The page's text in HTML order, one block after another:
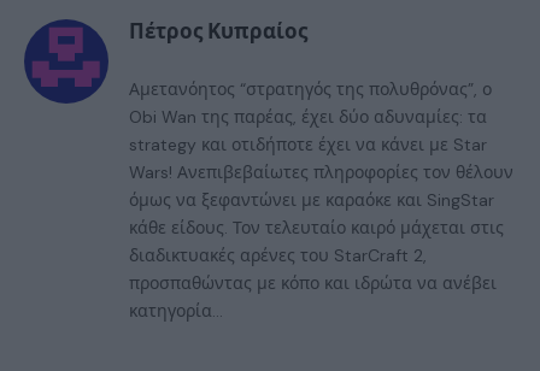
Πέτρος Κυπραίος
Αμετανόητος “στρατηγός της πολυθρόνας”, ο
Obi Wan της παρέας, έχει δύο αδυναμίες: τα
strategy και οτιδήποτε έχει να κάνει με Star
Wars! Ανεπιβεβαίωτες πληροφορίες τον θέλουν
όμως να ξεφαντώνει με καραόκε και SingStar
κάθε είδους. Τον τελευταίο καιρό μάχεται στις
διαδικτυακές αρένες του StarCraft 2,
προσπαθώντας με κόπο και ιδρώτα να ανέβει
κατηγορία...